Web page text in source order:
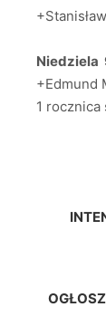
Niedziela
+Edmund
1 rocznica